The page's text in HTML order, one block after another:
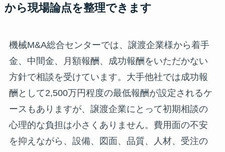
から現場論点を整理できます
機械M&A総合センターでは、譲渡企業様から着手
金、中間金、月額報酬、成功報酬をいただかない
方針で相談を受けています。大手他社では成功報
酬として2,500万円程度の最低報酬が設定されるケ
ースもありますが、譲渡企業にとって初期相談の
心理的な負担は小さくありません。費用面の不安
を抑えながら、設備、図面、品質、人材、受注の